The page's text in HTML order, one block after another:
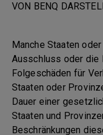
VON BENQ
Manche Staaten
Ausschluss oder die
Folgeschäden für
Staaten oder
Dauer einer
Staaten und
Beschränkungen